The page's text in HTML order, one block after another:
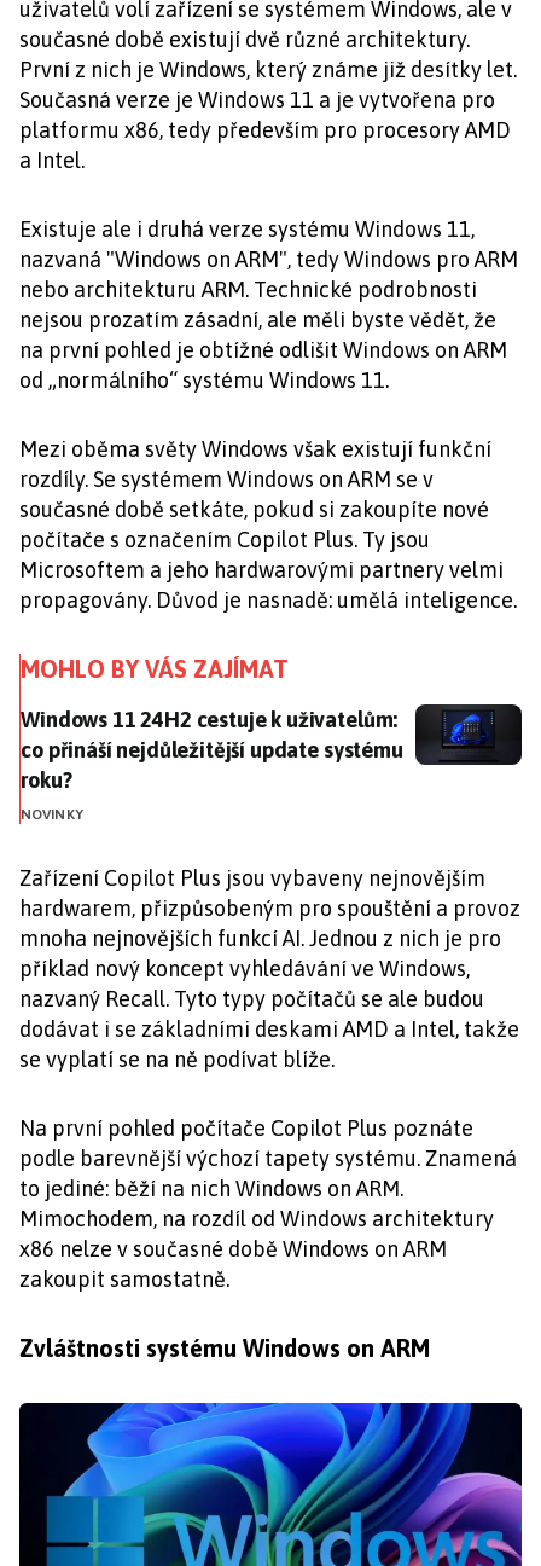
uživatelů volí zařízení se systémem Windows, ale v
současné době existují dvě různé architektury.
První z nich je Windows, který známe již desítky let.
Současná verze je Windows 11 a je vytvořena pro
platformu x86, tedy především pro procesory AMD
a Intel.
Existuje ale i druhá verze systému Windows 11,
nazvaná "Windows on ARM", tedy Windows pro ARM
nebo architekturu ARM. Technické podrobnosti
nejsou prozatím zásadní, ale měli byste vědět, že
na první pohled je obtížné odlišit Windows on ARM
od „normálního“ systému Windows 11.
Mezi oběma světy Windows však existují funkční
rozdíly. Se systémem Windows on ARM se v
současné době setkáte, pokud si zakoupíte nové
počítače s označením Copilot Plus. Ty jsou
Microsoftem a jeho hardwarovými partnery velmi
propagovány. Důvod je nasnadě: umělá inteligence.
MOHLO BY VÁS ZAJÍMAT
Windows 11 24H2 cestuje k uživatelům: co přináší
Windows 11 24H2 cestuje k uživatelům:
co přináší nejdůležitější update systému
roku?
NOVINKY
Zařízení Copilot Plus jsou vybaveny nejnovějším
hardwarem, přizpůsobeným pro spouštění a provoz
mnoha nejnovějších funkcí AI. Jednou z nich je pro
příklad nový koncept vyhledávání ve Windows,
nazvaný Recall. Tyto typy počítačů se ale budou
dodávat i se základními deskami AMD a Intel, takže
se vyplatí se na ně podívat blíže.
Na první pohled počítače Copilot Plus poznáte
podle barevnější výchozí tapety systému. Znamená
to jediné: běží na nich Windows on ARM.
Mimochodem, na rozdíl od Windows architektury
x86 nelze v současné době Windows on ARM
zakoupit samostatně.
Zvláštnosti systému Windows on ARM